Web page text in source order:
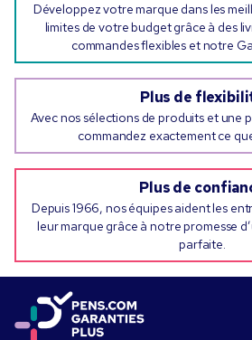
Développez votre marque dans les
limites de votre budget grâce à des
commandes flexibles et notre
Plus de
Avec nos sélections de produits et une
commandez exactement ce
Plus de
Depuis 1966, nos équipes aident les
leur marque grâce à notre promesse
parfaite.